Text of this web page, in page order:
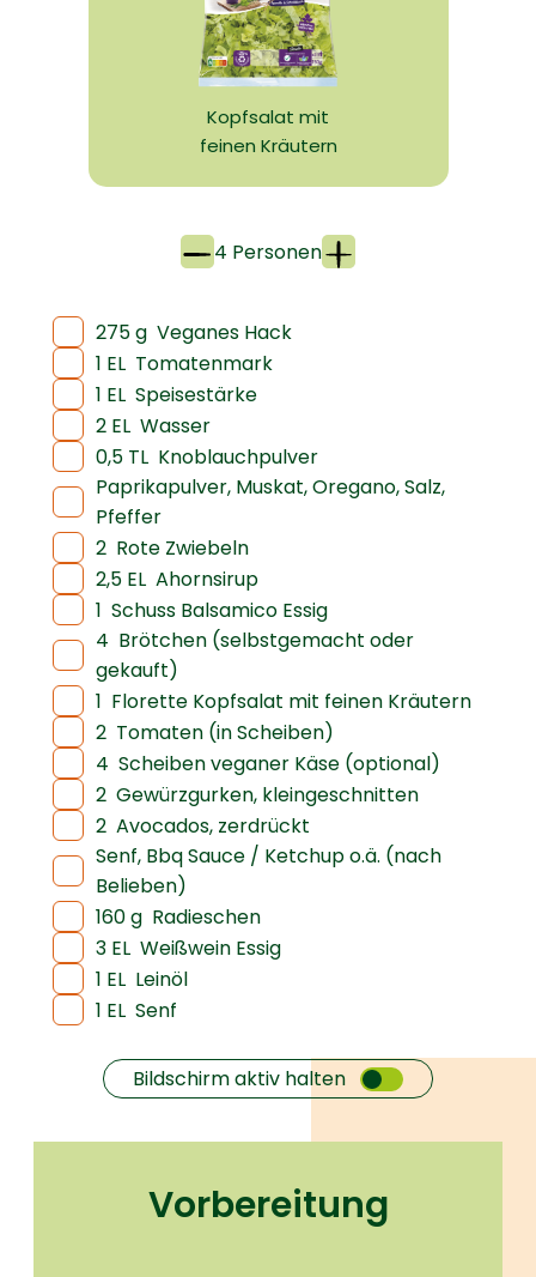
Kopfsalat mit
feinen Kräutern
4 Personen
275 g Veganes Hack
1 EL Tomatenmark
1 EL Speisestärke
2 EL Wasser
0,5 TL Knoblauchpulver
Paprikapulver, Muskat, Oregano, Salz,
Pfeffer
2 Rote Zwiebeln
2,5 EL Ahornsirup
1 Schuss Balsamico Essig
4 Brötchen (selbstgemacht oder
gekauft)
1 Florette Kopfsalat mit feinen Kräutern
2 Tomaten (in Scheiben)
4 Scheiben veganer Käse (optional)
2 Gewürzgurken, kleingeschnitten
2 Avocados, zerdrückt
Senf, Bbq Sauce / Ketchup o.ä. (nach
Belieben)
160 g Radieschen
3 EL Weißwein Essig
1 EL Leinöl
1 EL Senf
Bildschirm aktiv halten
Vorbereitung